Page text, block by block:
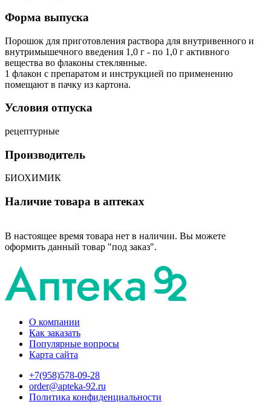
Форма выпуска
Порошок для приготовления раствора для внутривенного и
внутримышечного введения 1,0 г - по 1,0 г активного
вещества во флаконы стеклянные.
1 флакон с препаратом и инструкцией по применению
помещают в пачку из картона.
Условия отпуска
рецептурные
Производитель
БИОХИМИК
Наличие товара в аптеках
В настоящее время товара нет в наличии. Вы можете
оформить данный товар "под заказ".
О компании
Как заказать
Популярные вопросы
Карта сайта
+7(958)578-09-28
order@apteka-92.ru
Политика конфиденциальности